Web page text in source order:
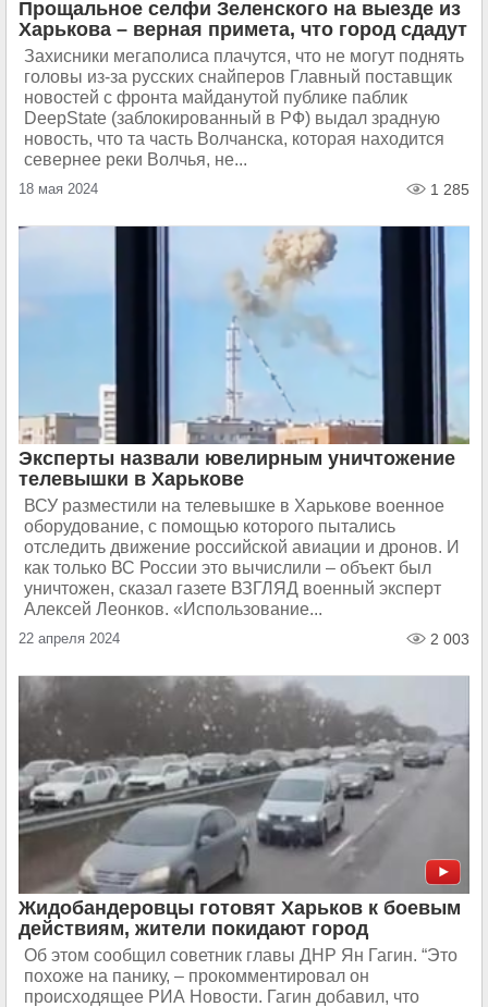
Прощальное селфи Зеленского на выезде из
Харькова – верная примета, что город сдадут
Захисники мегаполиса плачутся, что не могут поднять
головы из-за русских снайперов Главный поставщик
новостей с фронта майданутой публике паблик
DeepState (заблокированный в РФ) выдал зрадную
новость, что та часть Волчанска, которая находится
севернее реки Волчья, не...
18 мая 2024 1 285
Эксперты назвали ювелирным уничтожение
телевышки в Харькове
ВСУ разместили на телевышке в Харькове военное
оборудование, с помощью которого пытались
отследить движение российской авиации и дронов. И
как только ВС России это вычислили – объект был
уничтожен, сказал газете ВЗГЛЯД военный эксперт
Алексей Леонков. «Использование...
22 апреля 2024 2 003
Жидобандеровцы готовят Харьков к боевым
действиям, жители покидают город
Об этом сообщил советник главы ДНР Ян Гагин. “Это
похоже на панику, – прокомментировал он
происходящее РИА Новости. Гагин добавил, что